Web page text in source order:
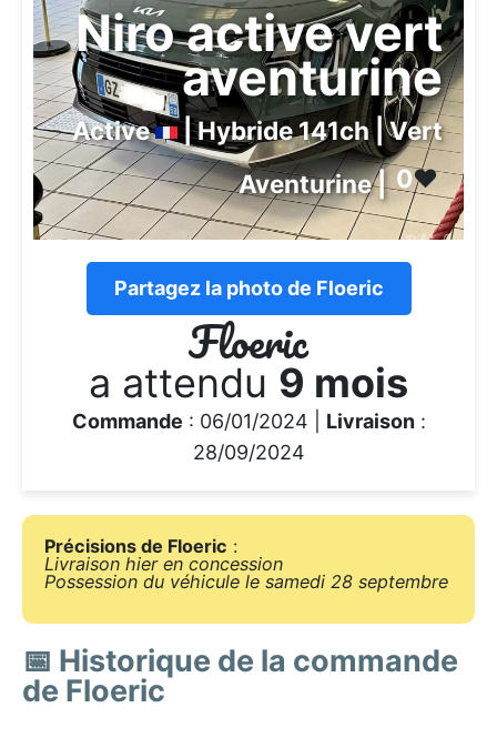
Niro active vert
aventurine
Active
| Hybride 141ch | Vert
Aventurine |0❤️
Partagez la photo de Floeric
Floeric
a attendu 9 mois
Commande : 06/01/2024 | Livraison:
28/09/2024
Précisions de Floeric :
Livraison hier en concession
Possession du véhicule le samedi 28 septembre
📅 Historique de la commande
de Floeric